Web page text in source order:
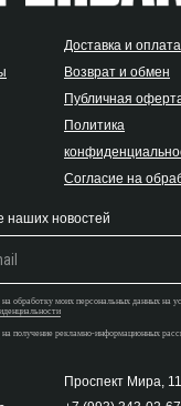
Проспект Мира,
наших новостей
Доставка и оплата
Возврат и обмен
Публичная
Политика
Согласие на
на обработку моих персональных данных на
на получение рекламно-информационных